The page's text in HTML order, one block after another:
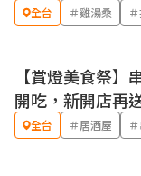
全台 ＃雞湯桑
優惠
【賞燈美食祭
開吃，新開店再
全台 ＃居酒屋